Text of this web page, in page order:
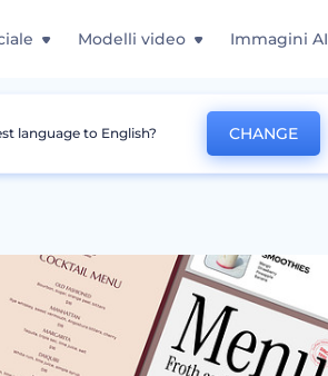
Modelli video Immagini AI
Design Menu Bevande
language to English? CHANGE